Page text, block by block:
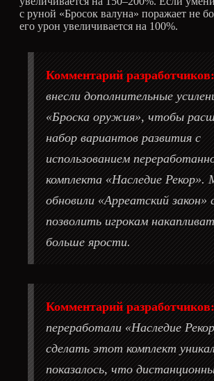
с руной «Бросок валуна» поражает не
его урон увеличивается на 100%.
Комментарий разработчиков:
внесли дополнительные
«Броска оружия», чтобы
набор вариантов развития с
использованием
комплекта «Наследие
обновили «Арреатский закон»
позволить игрокам
больше ярости.
Комментарий разработчиков:
переработали «Наследие
сделать этот комплект
показалось, что